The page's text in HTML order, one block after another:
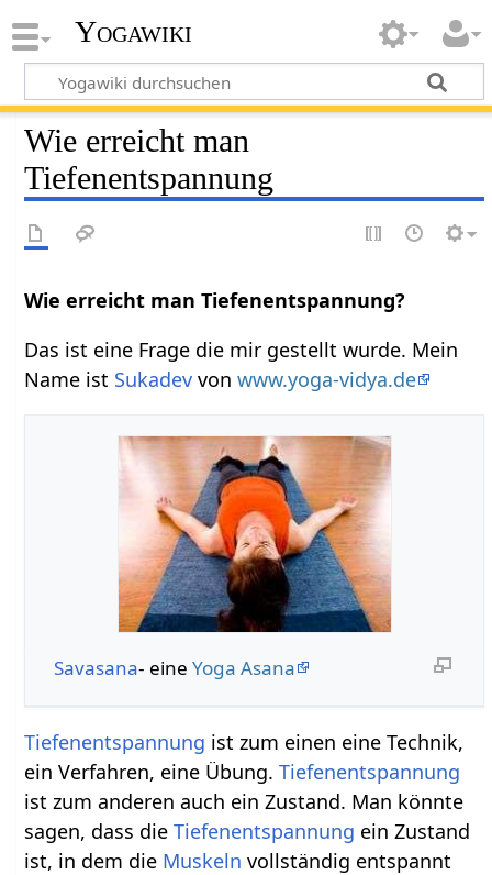
Yogawiki
Wie erreicht man
Tiefenentspannung
Wie erreicht man Tiefenentspannung?
Das ist eine Frage die mir gestellt wurde. Mein
Name ist Sukadev vonwww.yoga-vidya.de
Savasana- eine Yoga Asana
Tiefenentspannung ist zum einen eine Technik,
ein Verfahren, eine Übung.Tiefenentspannung
ist zum anderen auch ein Zustand. Man könnte
sagen, dass dieTiefenentspannung ein Zustand
ist, in dem die Muskeln vollständig entspannt